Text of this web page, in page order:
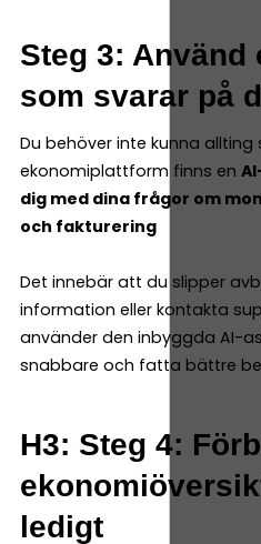
Steg 3: Använd
som svarar på
Du behöver inte kunna allting
ekonomiplattform finns en
dig med dina frågor om
och fakturering
Det innebär att du slipper
information eller kontakta
använder den inbyggda AI-
snabbare och fatta bättre
H3: Steg 4:
ledigt